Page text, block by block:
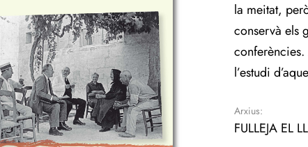
la meitat,
conservà els
l’estudi
Arxius:
FULLEJA EL